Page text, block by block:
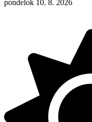
pondelok 10. 8. 2026